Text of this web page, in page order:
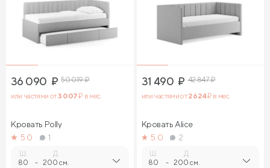
36 090 ₽ 50 019₽
или частями от3 007₽ в мес.
Кровать Polly
5.0
1
80 -
Д.
200 см.
31 490 ₽ 42 847₽
или частями от2 624₽ в мес.
Кровать Alice
5.0
2
80 -
Д.
200 см.